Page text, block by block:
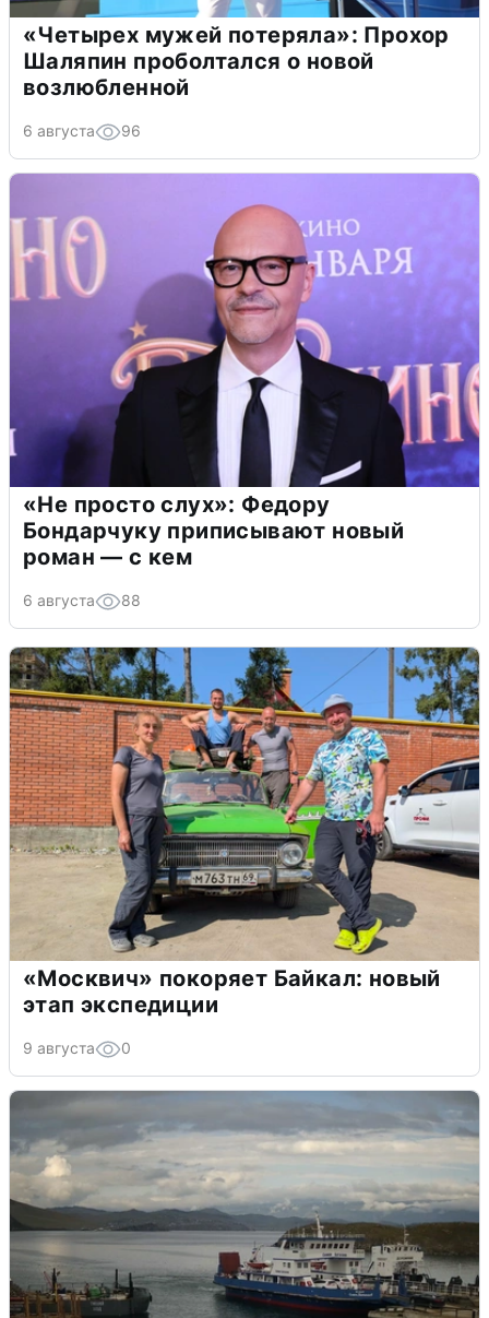
«Четырех мужей потеряла»: Прохор
Шаляпин проболтался о новой
возлюбленной
6 августа 96
«Не просто слух»: Федору
Бондарчуку приписывают новый
роман — с кем
6 августа 88
«Москвич» покоряет Байкал: новый
этап экспедиции
9 августа 0